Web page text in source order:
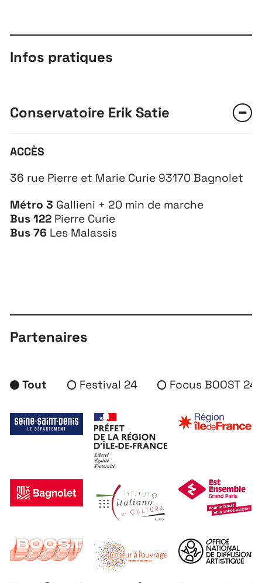
Extensions
Playground26
3 ↘ 29 NOVEMBRE
Infos pratiques
Conservatoire Erik Satie
ACCÈS
36 rue Pierre et Marie Curie 93170 Bagnolet
Métro 3 Gallieni + 20 min de marche
Bus 122 Pierre Curie
Bus 76 Les Malassis
Partenaires
Tout Festival 24 Focus BOOST 24